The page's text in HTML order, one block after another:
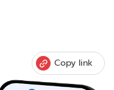
Copy link